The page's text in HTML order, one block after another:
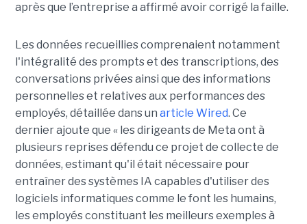
après que l’entreprise a affirmé avoir corrigé la faille.
Les données recueillies comprenaient notamment
l'intégralité des prompts et des transcriptions, des
conversations privées ainsi que des informations
personnelles et relatives aux performances des
employés, détaillée dans un article Wired. Ce
dernier ajoute que « les dirigeants de Meta ont à
plusieurs reprises défendu ce projet de collecte de
données, estimant qu'il était nécessaire pour
entraîner des systèmes IA capables d'utiliser des
logiciels informatiques comme le font les humains,
les employés constituant les meilleurs exemples à